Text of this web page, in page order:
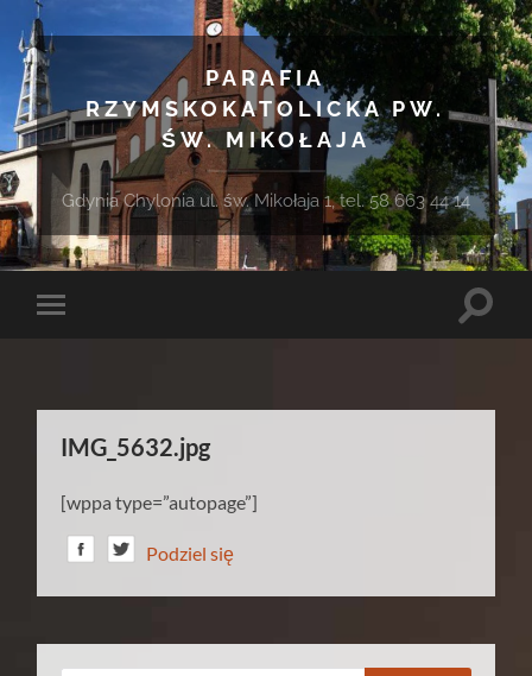
PARAFIA
RZYMSKOKATOLICKA PW.
ŚW. MIKOŁAJA
Gdynia Chylonia ul. św. Mikołaja 1, tel. 58 663 44 14
Toggle
Toggle
IMG_5632.jpg
[wppa type=”autopage”]
Podziel się